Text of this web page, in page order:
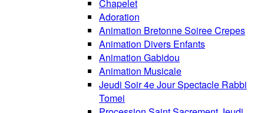
Chapelet
Adoration
Animation Bretonne Soiree Crepes
Animation Divers Enfants
Animation Gabidou
Animation Musicale
Jeudi Soir 4e Jour Spectacle Rabbi
Tomei